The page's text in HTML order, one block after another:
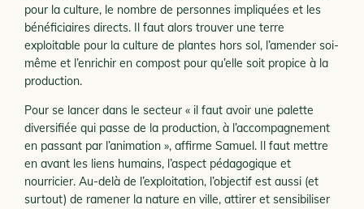
pour la culture, le nombre de personnes impliquées et les
bénéficiaires directs. Il faut alors trouver une terre
exploitable pour la culture de plantes hors sol, l’amender soi-
même et l’enrichir en compost pour qu’elle soit propice à la
production.
Pour se lancer dans le secteur « il faut avoir une palette
diversifiée qui passe de la production, à l’accompagnement
en passant par l’animation », affirme Samuel. Il faut mettre
en avant les liens humains, l’aspect pédagogique et
nourricier. Au-delà de l’exploitation, l’objectif est aussi (et
surtout) de ramener la nature en ville, attirer et sensibiliser